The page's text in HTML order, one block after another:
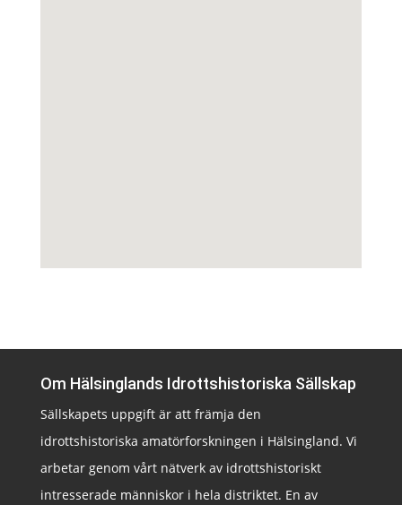
Om Hälsinglands Idrottshistoriska Sällskap
Sällskapets uppgift är att främja den
idrottshistoriska amatörforskningen i Hälsingland. Vi
arbetar genom vårt nätverk av idrottshistoriskt
intresserade människor i hela distriktet. En av